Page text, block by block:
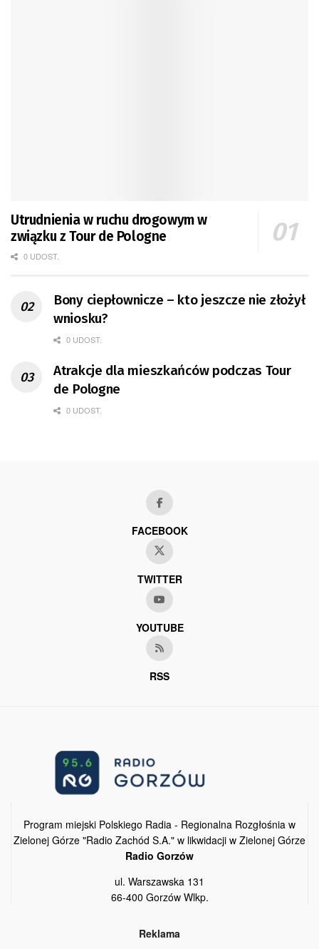
Utrudnienia w ruchu drogowym w
związku z Tour de Pologne
0 UDOST.
Bony ciepłownicze – kto jeszcze nie złożył
wniosku?
0 UDOST.
Atrakcje dla mieszkańców podczas Tour
de Pologne
0 UDOST.
FACEBOOK
TWITTER
YOUTUBE
RSS
Program miejski Polskiego Radia - Regionalna Rozgłośnia w
Zielonej Górze "Radio Zachód S.A." w likwidacji w Zielonej Górze
Radio Gorzów
ul. Warszawska 131
66-400 Gorzów Wlkp.
Reklama